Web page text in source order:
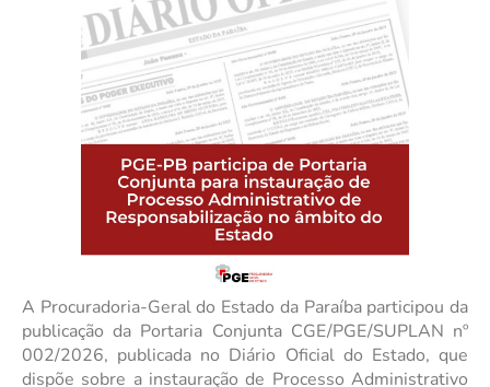
A Procuradoria-Geral do Estado da Paraíba participou da
publicação da Portaria Conjunta CGE/PGE/SUPLAN nº
002/2026, publicada no Diário Oficial do Estado, que
dispõe sobre a instauração de Processo Administrativo